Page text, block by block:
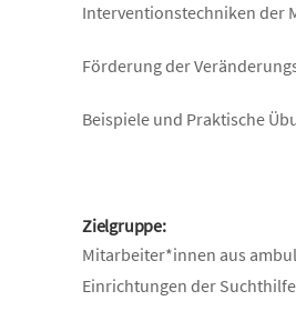
Interventionstechniken der
Förderung der
Beispiele und Praktische
Zielgruppe:
Mitarbeiter*innen aus
Einrichtungen der Suchthilfe